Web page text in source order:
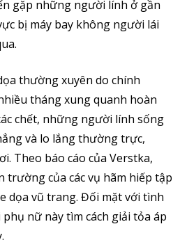
gặp những người lính ở gần
bị máy bay không người lái
thường xuyên do chính
tháng xung quanh hoàn
chết, những người lính sống
và lo lắng thường trực,
Theo báo cáo của Verstka,
trường của các vụ hãm hiếp tập
dọa vũ trang. Đối mặt với tình
nữ này tìm cách giải tỏa áp